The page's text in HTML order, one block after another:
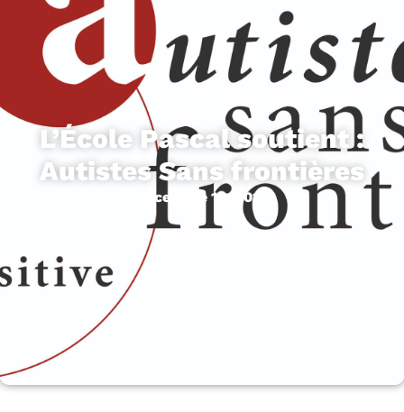
L’École Pascal soutient :
Autistes Sans frontières
décembre 18, 2016